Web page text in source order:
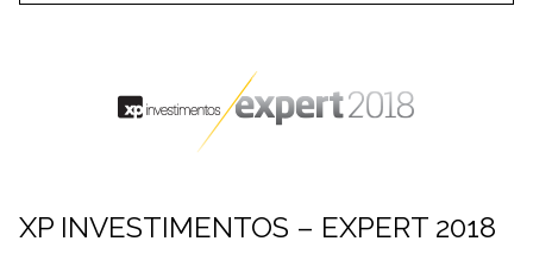
XP INVESTIMENTOS – EXPERT 2018